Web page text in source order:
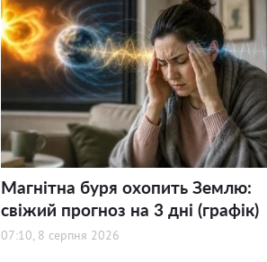
Магнітна буря охопить Землю:
свіжий прогноз на 3 дні (графік)
07:10, 8 серпня 2026